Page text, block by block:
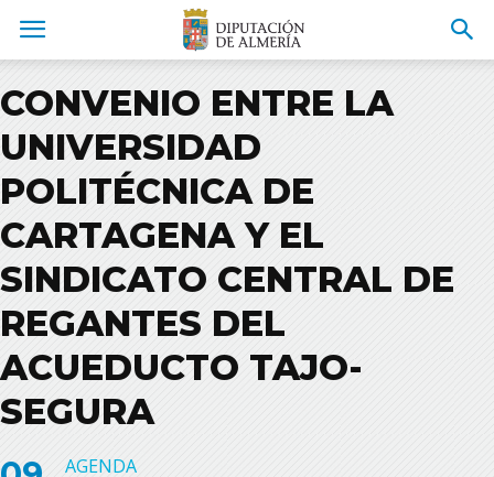
CONVENIO ENTRE LA
UNIVERSIDAD
POLITÉCNICA DE
CARTAGENA Y EL
SINDICATO CENTRAL DE
REGANTES DEL
ACUEDUCTO TAJO-
SEGURA
AGENDA